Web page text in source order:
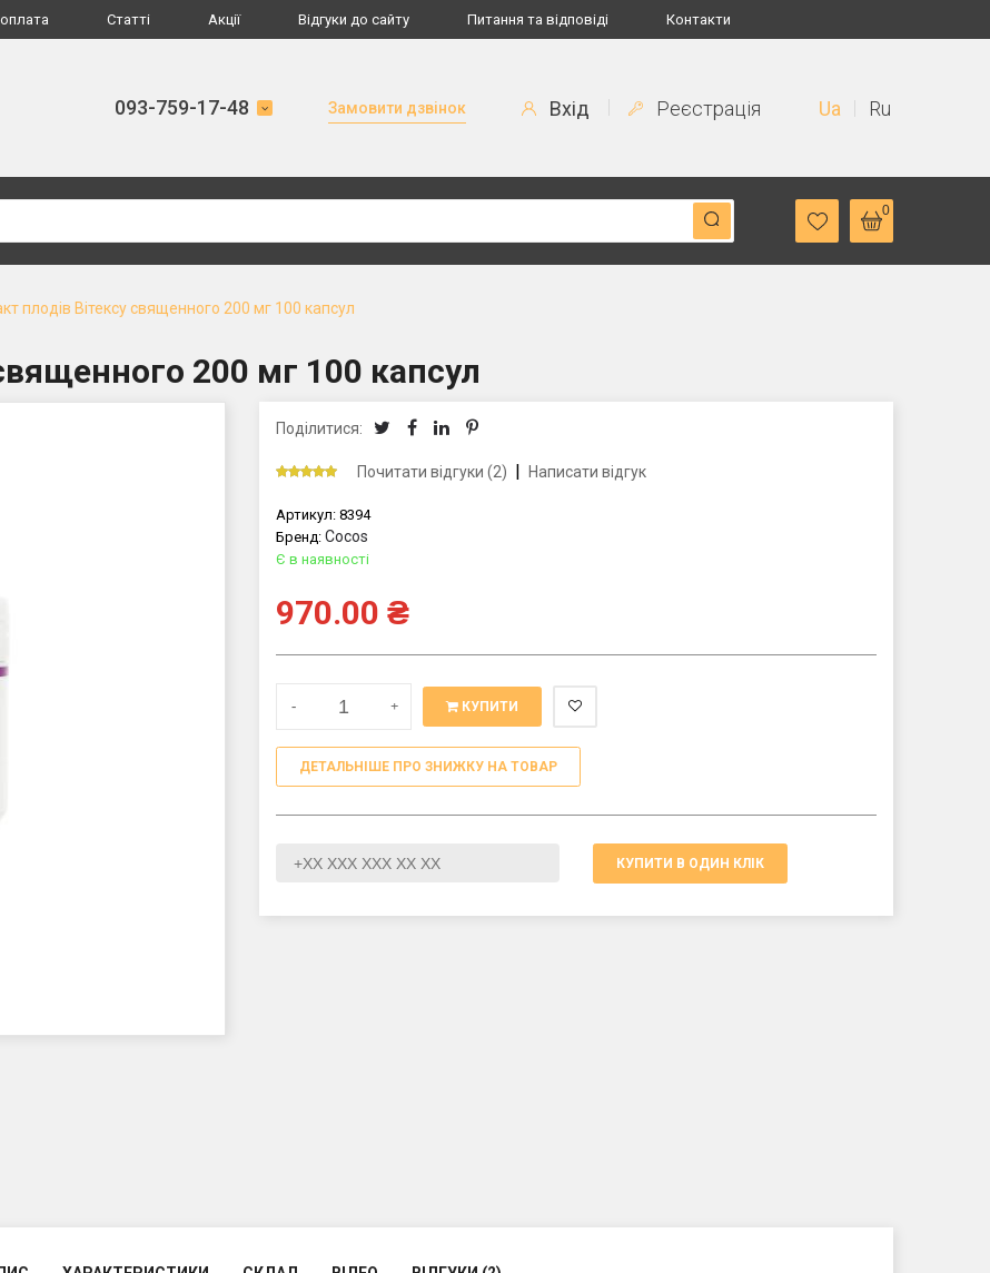
Статті Акції Відгуки до сайту Питання та відповіді Контакти
093-759-17-48 Замовити дзвінок Вхід Реєстрація Ua Ru
0
плодів Вітексу священного 200 мг 100 капсул
200 мг 100 капсул
Поділитися:
Почитати відгуки (2) | Написати відгук
Артикул: 8394
Бренд: Cocos
Є в наявності
970.00 ₴
- + КУПИТИ
ДЕТАЛЬНІШЕ ПРО ЗНИЖКУ НА ТОВАР
КУПИТИ В ОДИН КЛІК